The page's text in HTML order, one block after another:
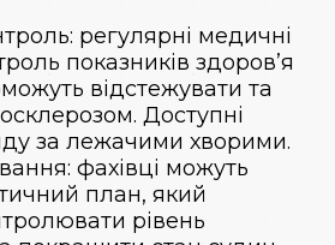
регулярні медичні
показників здоров’я
відстежувати та
Доступні
за лежачими хворими.
фахівці можуть
план, який
рівень